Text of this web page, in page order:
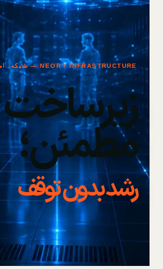
NEOR / INFRASTRUCTURE — شبکه، امنیت، ابر و عملیات
زیرساخت
مطمئن؛
رشد بدون توقف